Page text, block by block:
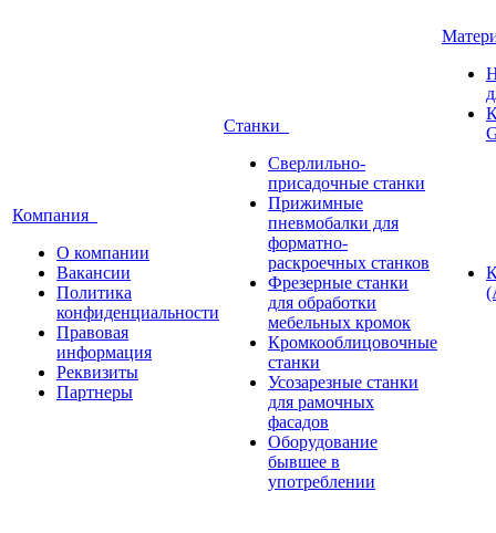
Компания
О компании
Вакансии
Политика
конфиденциальности
Правовая
информация
Реквизиты
Партнеры
Станки
Сверлильно-
присадочные станки
Прижимные
пневмобалки для
форматно-
раскроечных станков
Фрезерные станки
для обработки
мебельных кромок
Кромкооблицовочные
станки
Усозарезные станки
для рамочных
фасадов
Оборудование
бывшее в
употреблении